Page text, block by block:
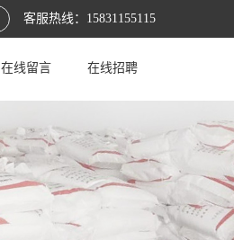
客服热线： 15831155115
在线留言 在线招聘